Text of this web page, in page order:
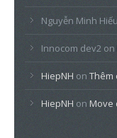
Nguyễn Minh Hiếu
Innocom dev2 on
HiepNH on Thêm
HiepNH on Move